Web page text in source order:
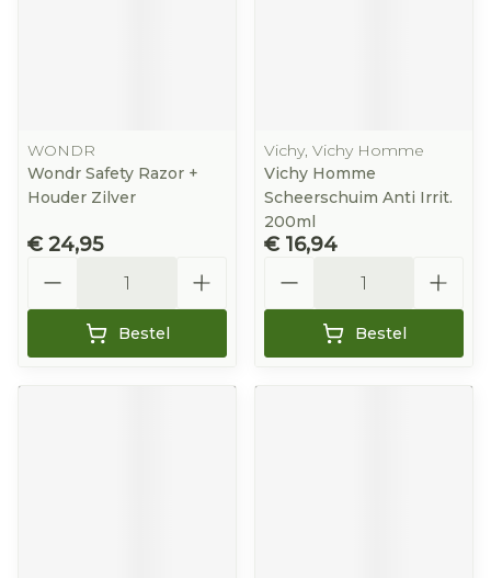
WONDR
Wondr Safety Razor +
Houder Zilver
€ 24,95
Bestel
Vichy, Vichy Homme
Vichy Homme
Scheerschuim Anti Irrit.
200ml
€ 16,94
Bestel